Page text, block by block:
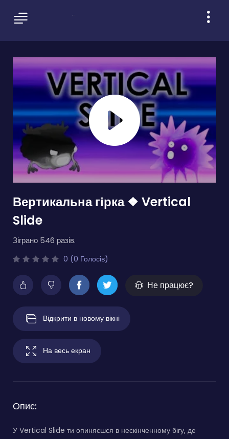
Вертикальна гірка ❖ Vertical
Slide
Зіграно 546 разів.
0 (0 Голосів)
Не працює?
Відкрити в новому вікні
На весь екран
Опис:
У Vertical Slide ти опиняєшся в нескінченному бігу, де